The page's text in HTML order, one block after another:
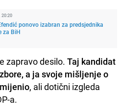
20:20
ponovo izabran za predsjednika
za BiH
zapravo desilo. Taj kandidat
a ja svoje mišljenje o
, ali dotični izgleda
a.